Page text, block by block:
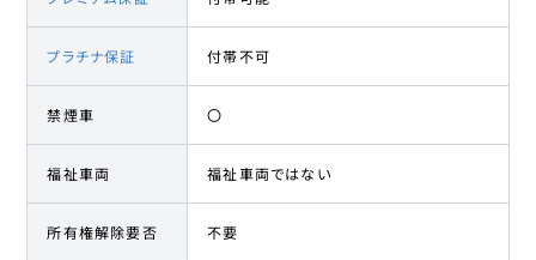
プラチナ保証 付帯不可
禁煙車 〇
福祉車両 福祉車両ではない
所有権解除要否 不要